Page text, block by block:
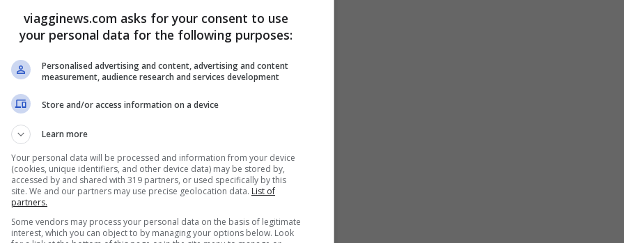
che si traduce in mancanza di rispetto
amara verità da digerire,
più importante degli altri. Questo può
inconscio in alcuni casi;
Se i nostri genitori ci hanno abituati al
lo stesso schema. Si tratta, in
semplice da aggiustare. Prima si aiuta il
del suo atteggiamento,
percorso volto a aggiustarne il tiro;
viagginews.com asks for your consent to use
your personal data for the following purposes:
Personalised advertising and content, advertising and content
measurement, audience research and services development
Store and/or access information on a device
Learn more
Your personal data will be processed and information from your device
(cookies, unique identifiers, and other device data) may be stored by,
accessed by and shared with 319 partners, or used specifically by this
site. We and our partners may use precise geolocation data. List of
partners.
Some vendors may process your personal data on the basis of legitimate
interest, which you can object to by managing your options below. Look